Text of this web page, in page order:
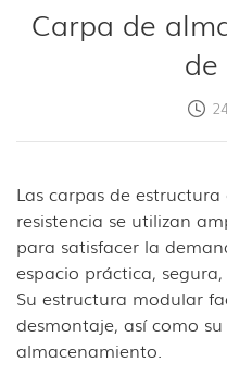
Carpa de
Las carpas de
resistencia se utilizan
para satisfacer la
espacio práctica,
Su estructura modular
desmontaje, así como
almacenamiento.